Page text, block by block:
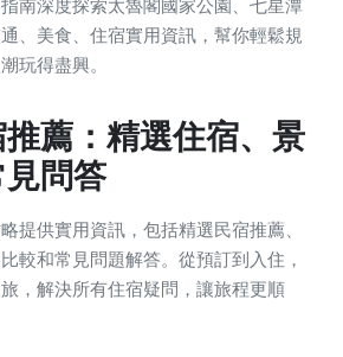
南深度探索太魯閣國家公園、七星潭
、美食、住宿實用資訊，幫你輕鬆規
玩得盡興。
薦：精選住宿、景
問答
提供實用資訊，包括精選民宿推薦、
較和常見問題解答。從預訂到入住，
，解決所有住宿疑問，讓旅程更順